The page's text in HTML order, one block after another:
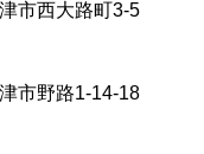
市西大路町3-5
市野路1-14-18